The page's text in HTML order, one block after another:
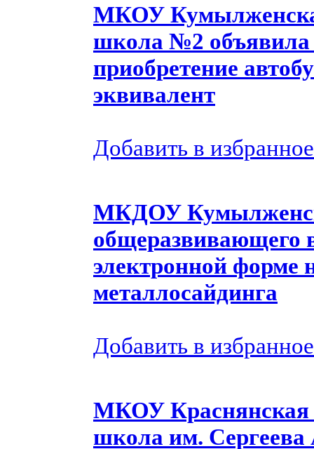
МКОУ
школа №2 объявила
приобретение
эквивалент
Добавить в избранное
МКДОУ
общеразвивающего
электронной форме
металлосайдинга
Добавить в избранное
МКОУ Краснянская
школа им.